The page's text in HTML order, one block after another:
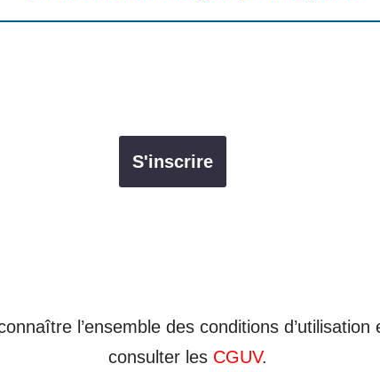
l’ensemble des conditions
consulter les CGUV.